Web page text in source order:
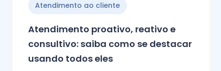
Atendimento ao cliente
Atendimento proativo, reativo e
consultivo: saiba como se destacar
usando todos eles